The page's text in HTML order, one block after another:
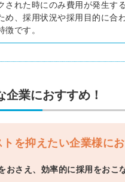
された時にのみ費用が発生す
め、採用状況や採用目的に合
徴です。
企業におすすめ！
を抑えたい企業様にお
おさえ、効率的に採用をおこ